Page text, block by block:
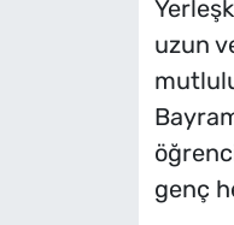
uzun
genç